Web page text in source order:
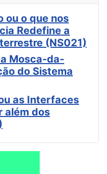
ou o que nos
Redefine a
(NS021)
Mosca-da-
do Sistema
as Interfaces
além dos